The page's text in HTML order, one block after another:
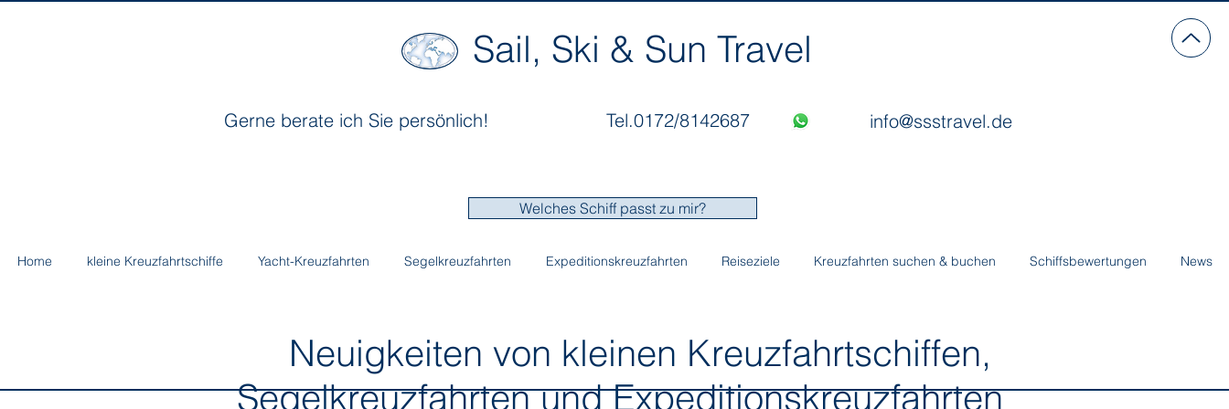
Sail, Ski & Sun Travel
Gerne berate ich Sie persönlich! Tel.0172/8142687 info@ssstravel.de
Welches Schiff passt zu mir?
Home kleine Kreuzfahrtschiffe Yacht-Kreuzfahrten Segelkreuzfahrten Expeditionskreuzfahrten Reiseziele Kreuzfahrten suchen & buchen Schiffsbewertungen News
Neuigkeiten von kleinen Kreuzfahrtschiffen,
Segelkreuzfahrten und Expeditionskreuzfahrten